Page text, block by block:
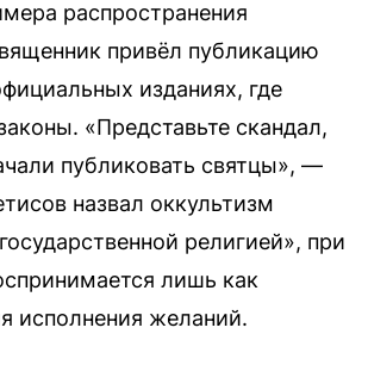
распространения
привёл публикацию
изданиях, где
«Представьте скандал,
публиковать святцы», —
назвал оккультизм
религией», при
лишь как
исполнения желаний.